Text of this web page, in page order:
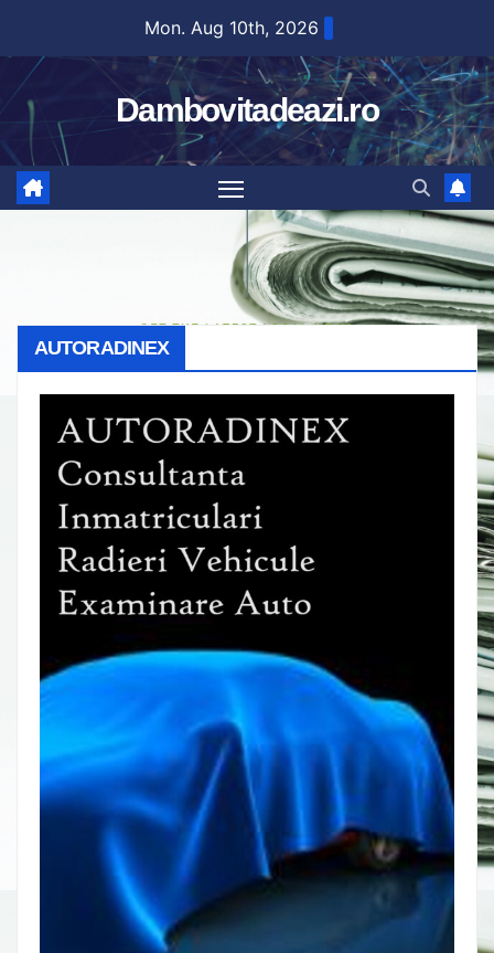
content
Mon. Aug 10th, 2026
Dambovitadeazi.ro
AUTORADINEX